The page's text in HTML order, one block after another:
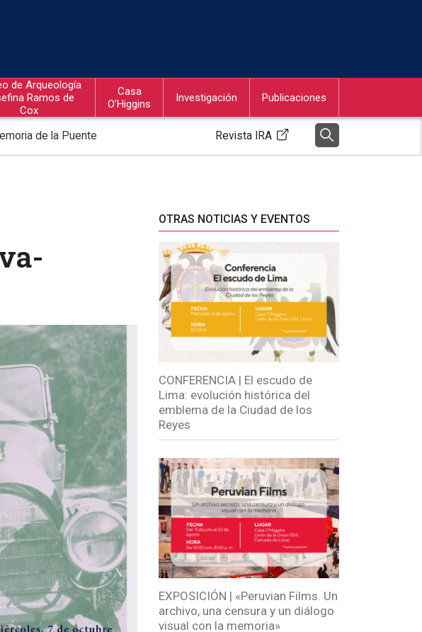
de Arqueología
Ramos de
Cox
Casa
O’Higgins
Investigación Publicaciones
de la Puente Revista IRA
OTRAS NOTICIAS Y EVENTOS
CONFERENCIA | El escudo de
Lima: evolución histórica del
emblema de la Ciudad de los
Reyes
EXPOSICIÓN | «Peruvian Films. Un
archivo, una censura y un diálogo
visual con la memoria»